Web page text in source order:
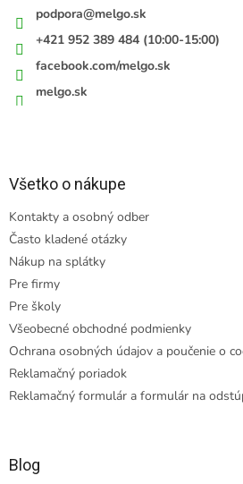
podpora@melgo.sk
+421 952 389 484 (10:00-15:00)
facebook.com/melgo.sk
melgo.sk
Všetko o nákupe
Kontakty a osobný odber
Často kladené otázky
Nákup na splátky
Pre firmy
Pre školy
Všeobecné obchodné podmienky
Ochrana osobných údajov a poučenie o
Reklamačný poriadok
Reklamačný formulár a formulár na
Blog